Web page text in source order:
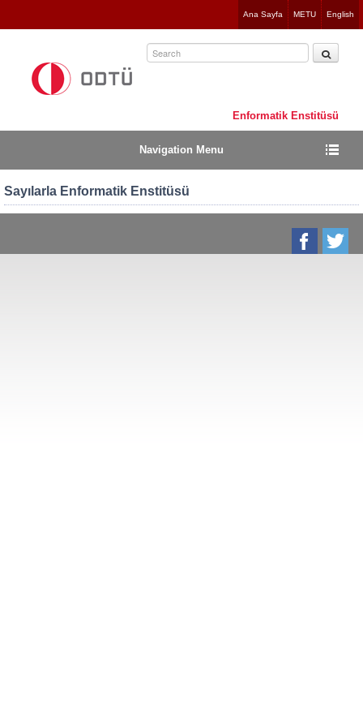
to
Ana Sayfa METU English
Enformatik Enstitüsü
Navigation Menu
Sayılarla Enformatik Enstitüsü